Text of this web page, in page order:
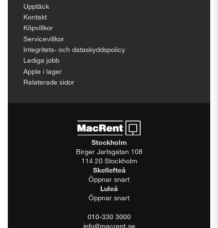
Upptäck
Kontakt
Köpvillkor
Servicevillkor
Integritets- och dataskyddspolicy
Lediga jobb
Apple i lager
Relaterade sidor
Stockholm
Birger Jarlsgatan 108
114 20 Stockholm
Skellefteå
Öppnar snart
Luleå
Öppnar snart
010-330 3000
info@macrent.se